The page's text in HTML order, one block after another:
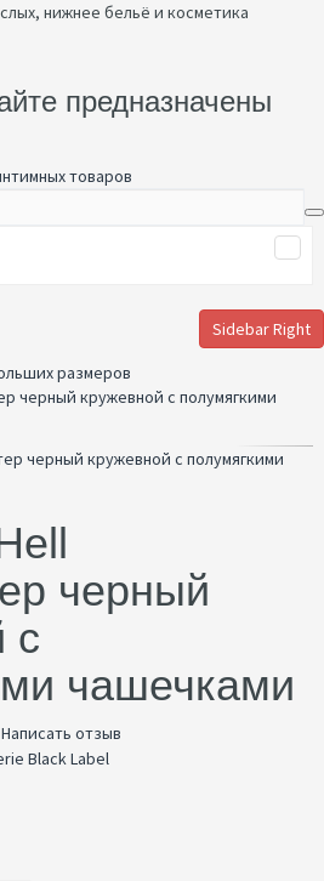
нижнее бельё и косметика
предназначены
Sidebar Right
размеров
черный кружевной с полумягкими
черный
с
чашечками
Написать отзыв
Black Label